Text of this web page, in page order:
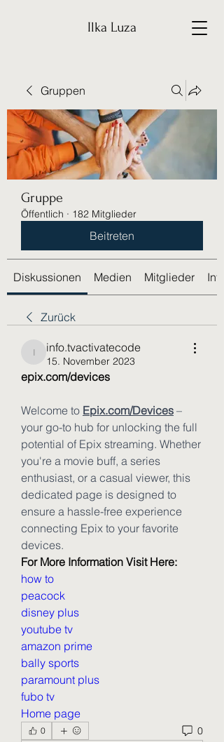
Ilka Luza
Gruppen
Gruppe
Öffentlich · 182 Mitglieder
Beitreten
Diskussionen Medien Mitglieder Info
Zurück
info.tvactivatecode
info.tvactivatecode
15. November 2023
epix.com/devices
Welcome to Epix.com/Devices –
your go-to hub for unlocking the full
potential of Epix streaming. Whether
you're a movie buff, a series
enthusiast, or a casual viewer, this
dedicated page is designed to
ensure a hassle-free experience
connecting Epix to your favorite
devices.
For More Information Visit Here:
how to
peacock
disney plus
youtube tv
amazon prime
bally sports
paramount plus
fubo tv
Home page
0 0